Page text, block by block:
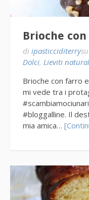
Brioche
di ipasticciditerry
Dolci, Lieviti
Brioche con farro
mi vede tra i
#bloggalline. Il
mia amica…